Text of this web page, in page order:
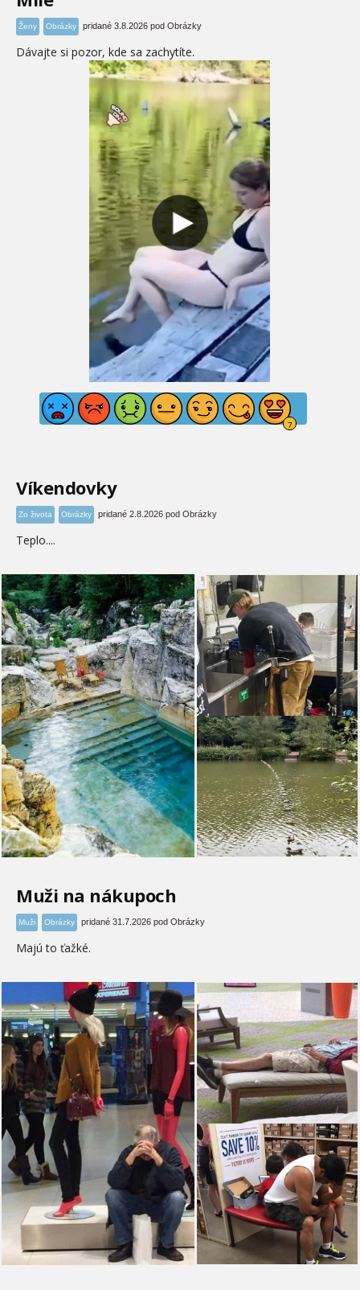
Ženy Obrázky pridané 3.8.2026 pod Obrázky
Dávajte si pozor, kde sa zachytíte.
Víkendovky
Zo života Obrázky pridané 2.8.2026 pod Obrázky
Teplo....
Muži na nákupoch
Muži Obrázky pridané 31.7.2026 pod Obrázky
Majú to ťažké.